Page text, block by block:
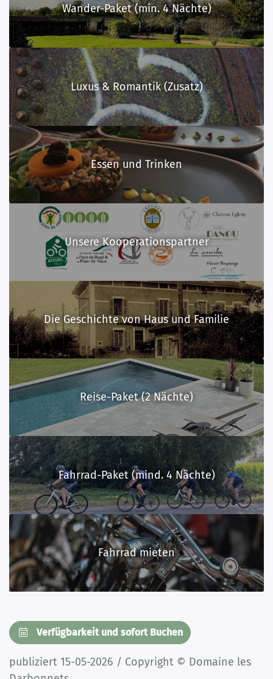
Wander-Paket (min. 4 Nächte)
Fahrrad-Paket (mind. 4 Nächte)
Luxus & Romantik (Zusatz)
Reise-Paket (2 Nächte)
Essen und Trinken
Fahrrad mieten
Unsere Kooperationspartner
Die Geschichte von Haus und Familie
Verfügbarkeit und sofort Buchen
publiziert 15-05-2026 / Copyright © Domaine les